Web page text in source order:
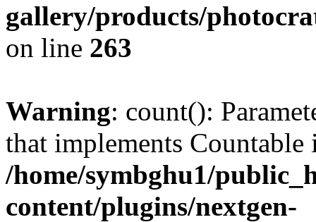
gallery/products/
on line 263
Warning: count():
that implements Countable
/home/symbghu1/
content/plugins/nextgen-